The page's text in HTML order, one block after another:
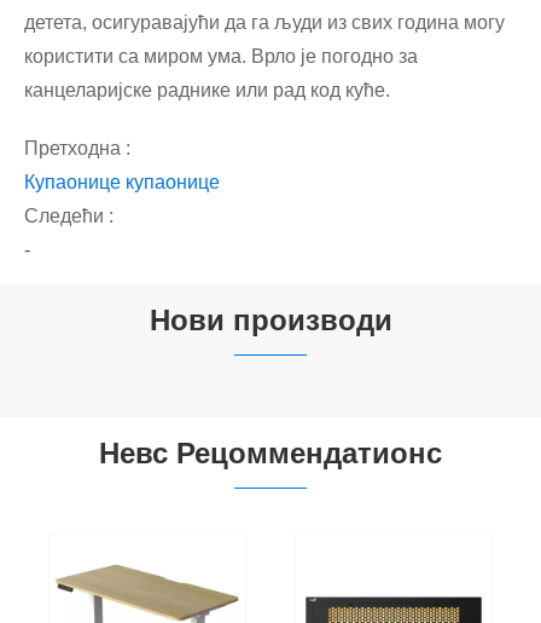
детета, осигуравајући да га људи из свих година могу
користити са миром ума. Врло је погодно за
канцеларијске раднике или рад код куће.
Претходна :
Купаонице купаонице
Следећи :
-
Нови производи
Невс Рецоммендатионс